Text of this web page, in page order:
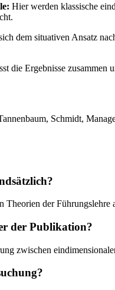
Hier werden klassische
dem situativen Ansatz
die Ergebnisse
Schmidt,
der
der Publikation?
zwischen